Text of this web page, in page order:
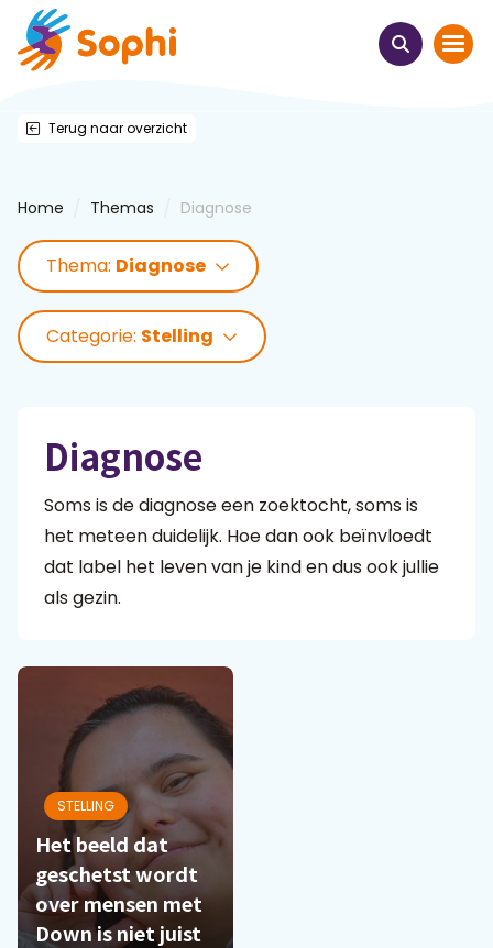
Thema's
Uit het hart
Leren & ontmoeten
Praat mee
Sophi
Terug naar overzicht
Home Themas Diagnose
Thema: Diagnose
Categorie: Stelling
Diagnose
Soms is de diagnose een zoektocht, soms is
het meteen duidelijk. Hoe dan ook beïnvloedt
dat label het leven van je kind en dus ook jullie
als gezin.
STELLING
Het beeld dat
geschetst wordt
over mensen met
Down is niet juist